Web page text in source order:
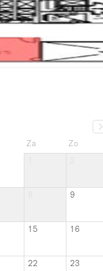
Za
Zo
9
15 16
22 23